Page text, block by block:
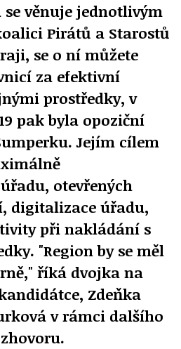
věnuje jednotlivým
Pirátů a Starostů
se o ní můžete
za efektivní
prostředky, v
pak byla opoziční
Jejím cílem
otevřených
digitalizace úřadu,
při nakládání s
"Region by se měl
říká dvojka na
Zdeňka
v rámci dalšího